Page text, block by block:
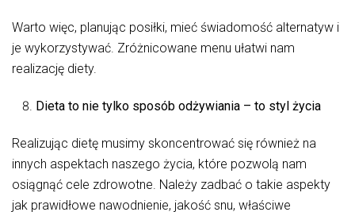
Warto więc, planując posiłki, mieć świadomość alternatyw i
je wykorzystywać. Zróżnicowane menu ułatwi nam
realizację diety.
Dieta to nie tylko sposób odżywiania – to styl życia
Realizując dietę musimy skoncentrować się również na
innych aspektach naszego życia, które pozwolą nam
osiągnąć cele zdrowotne. Należy zadbać o takie aspekty
jak prawidłowe nawodnienie, jakość snu, właściwe